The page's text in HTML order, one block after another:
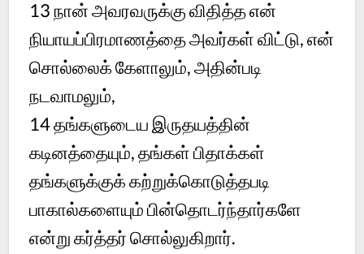
13 நான் அவரவருக்கு விதித்த என்
நியாயப்பிரமாணத்தை அவர்கள் விட்டு, என்
சொல்லைக் கேளாலும், அதின்படி
நடவாமலும்,
14 தங்களுடைய இருதயத்தின்
கடினத்தையும், தங்கள் பிதாக்கள்
தங்களுக்குக் கற்றுக்கொடுத்தபடி
பாகால்களையும் பின்தொடர்ந்தார்களே
என்று கர்த்தர் சொல்லுகிறார்.